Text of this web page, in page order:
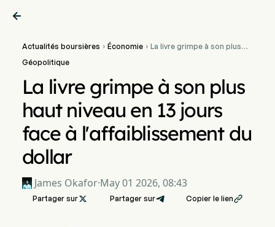

Actualités boursières  Économie La livre grimpe à son plus
Géopolitique
La livre grimpe à son plus
haut niveau en 13 jours
face à l'affaiblissement du
dollar
James Okafor·May 01 2026, 08:43
Partager sur Partager sur Copier le lien